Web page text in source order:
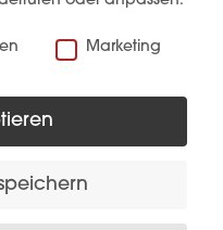
Marketing